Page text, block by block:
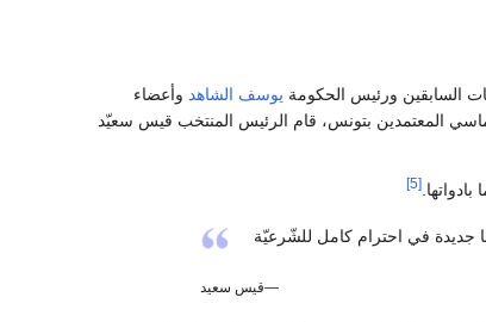
السابقين ورئيس الحكومة يوسف الشاهد وأعضاء
المعتمدين بتونس، قام الرئيس المنتخب قيس سعيّد
[5]
جديدة في احترام كامل للشّرعيّة
—قيس سعيد